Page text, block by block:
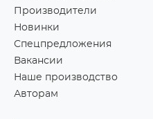
Производители
Новинки
Спецпредложения
Вакансии
Наше производство
Авторам